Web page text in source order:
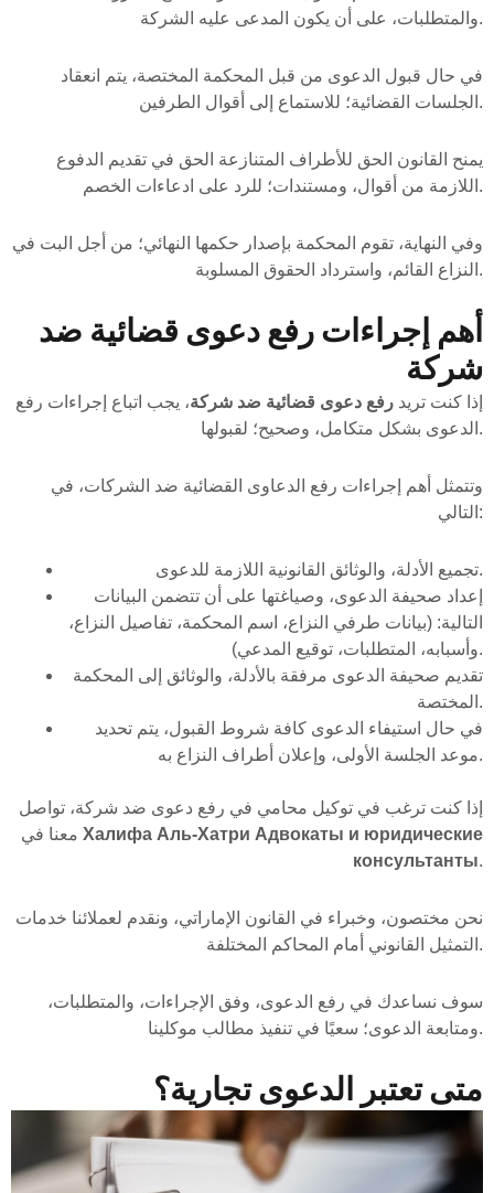
والمتطلبات، على أن يكون المدعى عليه الشركة.
في حال قبول الدعوى من قبل المحكمة المختصة، يتم انعقاد
الجلسات القضائية؛ للاستماع إلى أقوال الطرفين.
يمنح القانون الحق للأطراف المتنازعة الحق في تقديم الدفوع
اللازمة من أقوال، ومستندات؛ للرد على ادعاءات الخصم.
وفي النهاية، تقوم المحكمة بإصدار حكمها النهائي؛ من أجل البت في
النزاع القائم، واسترداد الحقوق المسلوبة.
أهم إجراءات رفع دعوى قضائية ضد
شركة
إذا كنت تريد رفع دعوى قضائية ضد شركة، يجب اتباع إجراءات رفع
الدعوى بشكل متكامل، وصحيح؛ لقبولها.
وتتمثل أهم إجراءات رفع الدعاوى القضائية ضد الشركات، في
التالي:
تجميع الأدلة، والوثائق القانونية اللازمة للدعوى.
إعداد صحيفة الدعوى، وصياغتها على أن تتضمن البيانات
التالية: (بيانات طرفي النزاع، اسم المحكمة، تفاصيل النزاع،
وأسبابه، المتطلبات، توقيع المدعي).
تقديم صحيفة الدعوى مرفقة بالأدلة، والوثائق إلى المحكمة
المختصة.
في حال استيفاء الدعوى كافة شروط القبول، يتم تحديد
موعد الجلسة الأولى، وإعلان أطراف النزاع به.
إذا كنت ترغب في توكيل محامي في رفع دعوى ضد شركة، تواصل
Халифа Аль-Хатри Адвокаты и юридические
консультанты.
نحن مختصون، وخبراء في القانون الإماراتي، ونقدم لعملائنا خدمات
التمثيل القانوني أمام المحاكم المختلفة.
سوف نساعدك في رفع الدعوى، وفق الإجراءات، والمتطلبات،
ومتابعة الدعوى؛ سعيًا في تنفيذ مطالب موكلينا.
متى تعتبر الدعوى تجارية؟